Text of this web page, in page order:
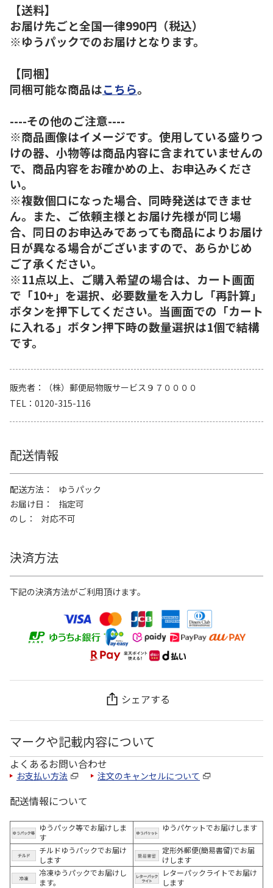
【送料】
お届け先ごと全国一律990円（税込）
※ゆうパックでのお届けとなります。
【同梱】
同梱可能な商品はこちら。
----その他のご注意----
※商品画像はイメージです。使用している盛りつ
けの器、小物等は商品内容に含まれていませんの
で、商品内容をお確かめの上、お申込みくださ
い。
※複数個口になった場合、同時発送はできませ
ん。また、ご依頼主様とお届け先様が同じ場
合、同日のお申込みであっても商品によりお届け
日が異なる場合がございますので、あらかじめ
ご了承ください。
※11点以上、ご購入希望の場合は、カート画面
で「10+」を選択、必要数量を入力し「再計算」
ボタンを押下してください。当画面での「カート
に入れる」ボタン押下時の数量選択は1個で結構
です。
販売者
（株）郵便局物販サービス９７００００
TEL
0120-315-116
配送情報
配送方法
ゆうパック
お届け日
指定可
のし
対応不可
決済方法
下記の決済方法がご利用頂けます。
シェアする
マークや記載内容について
よくあるお問い合わせ
お支払い方法 注文のキャンセルについて
配送情報について
ゆうパック等でお届けしま
す
ゆうパケットでお届けします
チルドゆうパックでお届け
します
定形外郵便(簡易書留)でお届
けします
冷凍ゆうパックでお届けし
ます。
レターパックライトでお届け
します